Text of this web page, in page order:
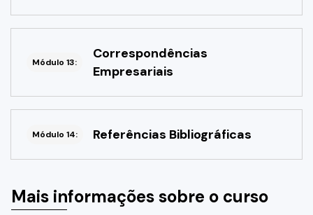
Módulo 13:
Correspondências
Empresariais
Módulo 14: Referências Bibliográficas
Mais informações sobre o curso